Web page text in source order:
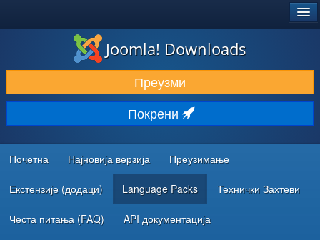
ПРЕУЗИМАЊЕ И ПРОШИРЕЊА (ЕКСТЕНЗИЈЕ)
ОТКРИЈТЕ И НАУЧИТЕ
ЗАЈЕДНИЦА И ПОДРШКА
РЕСУРСИ ЗА РАЗВОЈ
Joomla! Downloads
Преузми
Покрени
Почетна Најновија верзија Преузимање
Екстензије (додаци) Language Packs Технички Захтеви
Честа питања (FAQ) API документација